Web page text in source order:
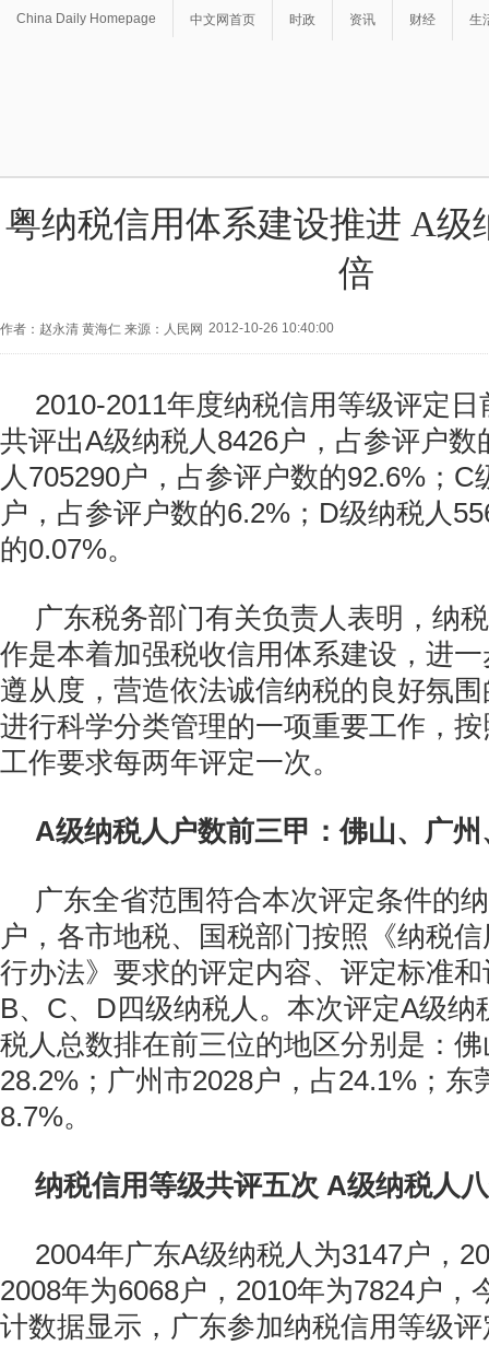
China Daily Homepage 中文网首页 时政 资讯 财经 生
粤纳税信用体系建设推进 A级
倍
作者：赵永清 黄海仁 来源：人民网 2012-10-26 10:40:00
2010-2011年度纳税信用等级评定
共评出A级纳税人8426户，占参评户数
人705290户，占参评户数的92.6%；C
户，占参评户数的6.2%；D级纳税人
的0.07%。
广东税务部门有关负责人表明，纳
作是本着加强税收信用体系建设，进
遵从度，营造依法诚信纳税的良好氛
进行科学分类管理的一项重要工作，
工作要求每两年评定一次。
A级纳税人户数前三甲：佛山、广州
广东全省范围符合本次评定条件的
户，各市地税、国税部门按照《纳税
行办法》要求的评定内容、评定标准
B、C、D四级纳税人。本次评定A级纳
税人总数排在前三位的地区分别是：
28.2%；广州市2028户，占24.1%；东
8.7%。
纳税信用等级共评五次 A级纳税人
2004年广东A级纳税人为3147户，
2008年为6068户，2010年为7824户，
计数据显示，广东参加纳税信用等级